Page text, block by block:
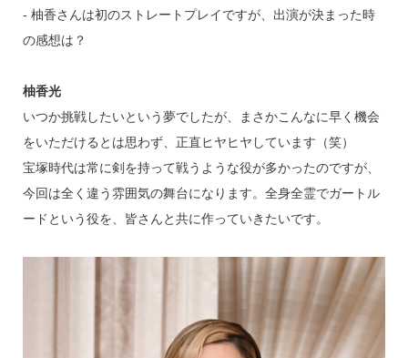
‐ 柚香さんは初のストレートプレイですが、出演が決まった時
の感想は？
柚香光
いつか挑戦したいという夢でしたが、まさかこんなに早く機会
をいただけるとは思わず、正直ヒヤヒヤしています（笑）
宝塚時代は常に剣を持って戦うような役が多かったのですが、
今回は全く違う雰囲気の舞台になります。全身全霊でガートル
ードという役を、皆さんと共に作っていきたいです。